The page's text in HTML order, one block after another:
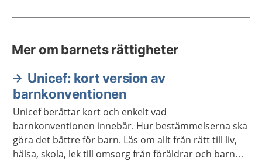
Mer om barnets rättigheter
Unicef: kort version av
barnkonventionen
Unicef berättar kort och enkelt vad
barnkonventionen innebär. Hur bestämmelserna ska
göra det bättre för barn. Läs om allt från rätt till liv,
hälsa, skola, lek till omsorg från föräldrar och barnets